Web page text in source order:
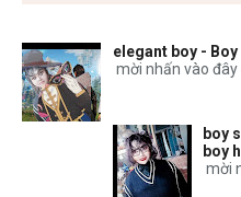
elegant boy -
mời nhấn vào đây
boy
boy
mời